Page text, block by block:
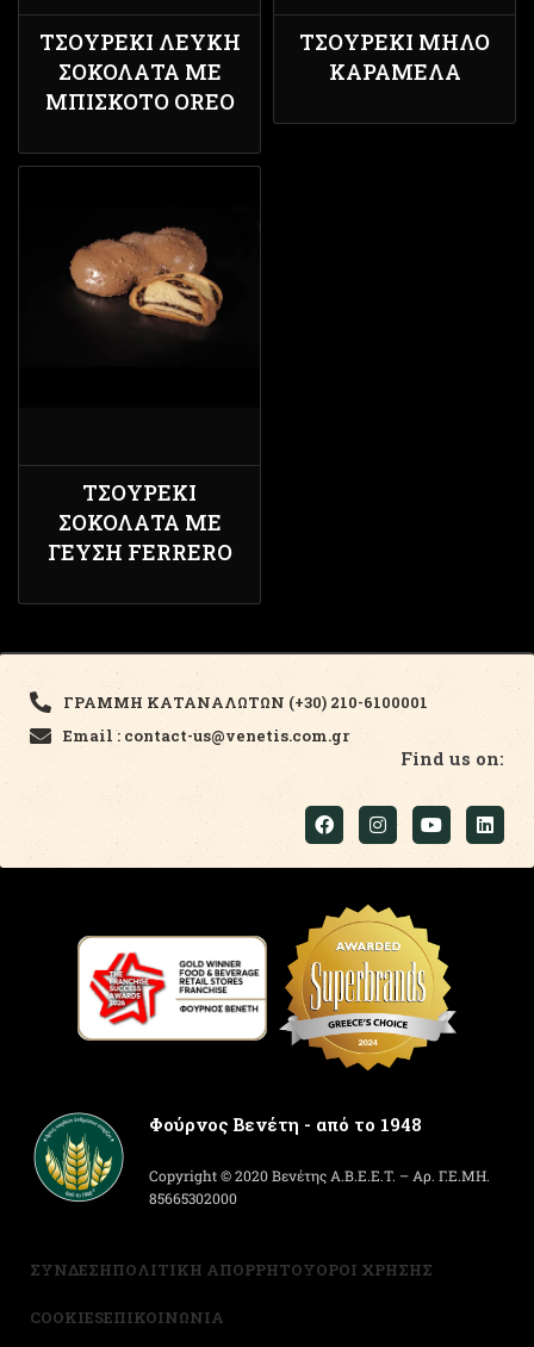
ΤΣΟΥΡΈΚΙ ΛΕΥΚΉ
ΣΟΚΟΛΆΤΑ ΜΕ
ΜΠΙΣΚΌΤΟ OREO
ΤΣΟΥΡΈΚΙ ΜΉΛΟ
ΚΑΡΑΜΈΛΑ
ΤΣΟΥΡΈΚΙ
ΣΟΚΟΛΆΤΑ ΜΕ
ΓΕΎΣΗ FERRERO
ΓΡΑΜΜΗ ΚΑΤΑΝΑΛΩΤΩΝ (+30) 210-6100001
Email : contact-us@venetis.com.gr
Find us on:
Φούρνος Βενέτη - από το 1948
Copyright © 2020 Βενέτης Α.Β.Ε.Ε.Τ. – Αρ. Γ.Ε.ΜΗ.
85665302000
ΣΥΝΔΕΣΗΠΟΛΙΤΙΚΗ ΑΠΟΡΡΗΤΟΥΟΡΟΙ ΧΡΗΣΗΣ
COOKIESΕΠΙΚΟΙΝΩΝΙΑ